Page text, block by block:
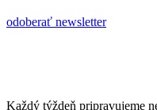
odoberať newsletter
Každý týždeň pripravujeme